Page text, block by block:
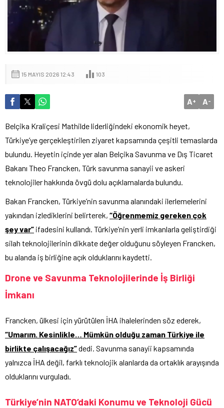
15 MAYIS 2026 12:43 103
A+ A-
Belçika Kraliçesi Mathilde liderliğindeki ekonomik heyet,
Türkiye’ye gerçekleştirilen ziyaret kapsamında çeşitli temaslarda
bulundu. Heyetin içinde yer alan Belçika Savunma ve Dış Ticaret
Bakanı Theo Francken, Türk savunma sanayii ve askeri
teknolojiler hakkında övgü dolu açıklamalarda bulundu.
Bakan Francken, Türkiye’nin savunma alanındaki ilerlemelerini
yakından izlediklerini belirterek, “Öğrenmemiz gereken çok
şey var” ifadesini kullandı. Türkiye’nin yerli imkanlarla geliştirdiği
silah teknolojilerinin dikkate değer olduğunu söyleyen Francken,
bu alanda iş birliğine açık olduklarını kaydetti.
Drone ve Savunma Teknolojilerinde İş Birliği
İmkanı
Francken, ülkesi için yürütülen İHA ihalelerinden söz ederek,
“Umarım. Kesinlikle… Mümkün olduğu zaman Türkiye ile
birlikte çalışacağız”dedi. Savunma sanayii kapsamında
yalnızca İHA değil, farklı teknolojik alanlarda da ortaklık arayışında
olduklarını vurguladı.
Türkiye’nin NATO’daki Konumu ve Teknoloji Gücü